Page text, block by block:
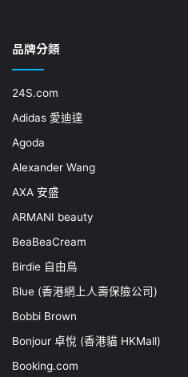
品牌分類
24S.com
Adidas 愛迪達
Agoda
Alexander Wang
AXA 安盛
ARMANI beauty
BeaBeaCream
Birdie 自由鳥
Blue (香港網上人壽保險公司)
Bobbi Brown
Bonjour 卓悅 (香港貓 HKMall)
Booking.com